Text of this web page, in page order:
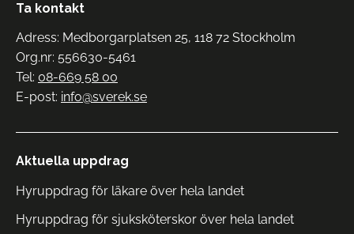
Ta kontakt
Adress: Medborgarplatsen 25, 118 72 Stockholm
Org.nr: 556630-5461
Tel: 08-669 58 00
E-post: info@sverek.se
Aktuella uppdrag
Hyruppdrag för läkare över hela landet
Hyruppdrag för sjuksköterskor över hela landet